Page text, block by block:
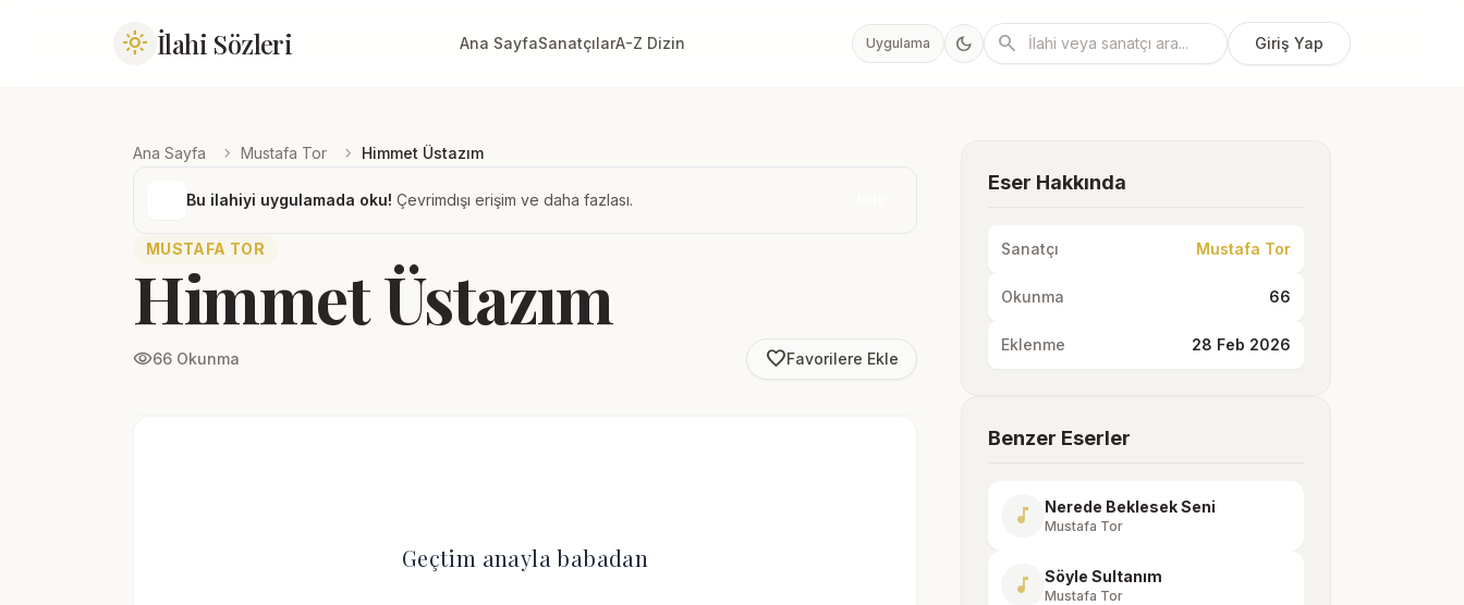
light_mode İlahi Sözleri Ana SayfaSanatçılarA-Z Dizin Uygulama dark_mode search Giriş Yap
Ana Sayfa chevron_right Mustafa Tor chevron_right Himmet Üstazım
Bu ilahiyi uygulamada oku! Çevrimdışı erişim ve daha fazlası.
MUSTAFA TOR
Himmet Üstazım
visibility66 Okunma favorite_borderFavorilere Ekle
Geçtim anayla babadan
Eser Hakkında
Sanatçı Mustafa Tor
Okunma 66
Eklenme 28 Feb 2026
Benzer Eserler
music_note Nerede Beklesek Seni
Mustafa Tor
music_note Söyle Sultanım
Mustafa Tor